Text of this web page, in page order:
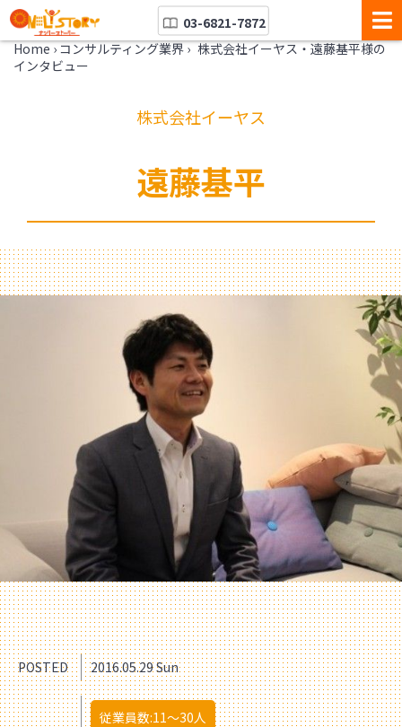
03-6821-7872
Home › コンサルティング業界 › 株式会社イーヤス・遠藤基平様の
インタビュー
株式会社イーヤス
遠藤基平
POSTED 2016.05.29 Sun
従業員数:11〜30人